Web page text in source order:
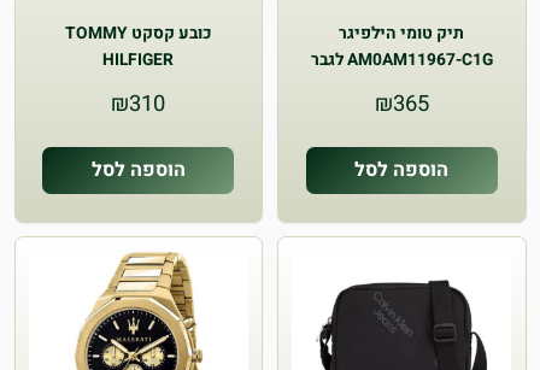
תיק טומי הילפיגר
AM0AM11967-C1G לגבר
₪365
הוספה לסל
כובע קסקט TOMMY
HILFIGER
₪310
הוספה לסל